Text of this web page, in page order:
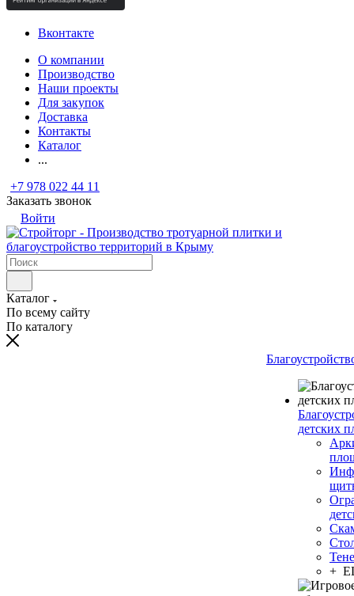
Вконтакте
О компании
Производство
Наши проекты
Для закупок
Доставка
Контакты
Каталог
...
+7 978 022 44 11
Заказать звонок
Войти
Каталог
По всему сайту
По каталогу
детских
+